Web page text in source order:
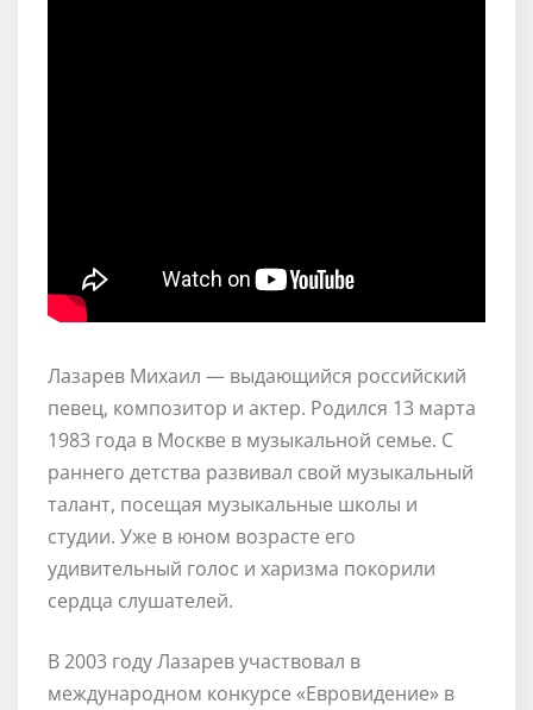
Лазарев Михаил — выдающийся российский
певец, композитор и актер. Родился 13 марта
1983 года в Москве в музыкальной семье. С
раннего детства развивал свой музыкальный
талант, посещая музыкальные школы и
студии. Уже в юном возрасте его
удивительный голос и харизма покорили
сердца слушателей.
В 2003 году Лазарев участвовал в
международном конкурсе «Евровидение» в